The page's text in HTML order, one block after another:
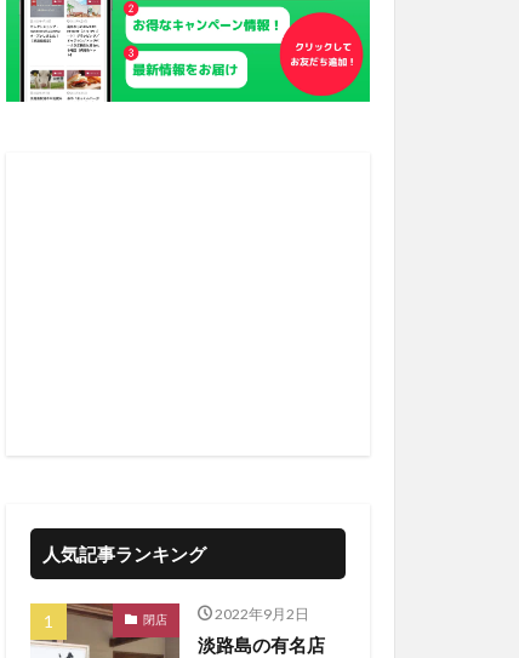
人気記事ランキング
閉店 2022年9月2日
淡路島の有名店